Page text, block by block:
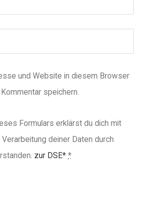
und Website in diesem Browser
speichern.
Formulars erklärst du dich mit
deiner Daten durch
zur DSE* *